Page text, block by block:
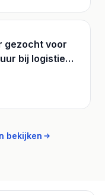
gezocht voor
bij logistiek
bekijken